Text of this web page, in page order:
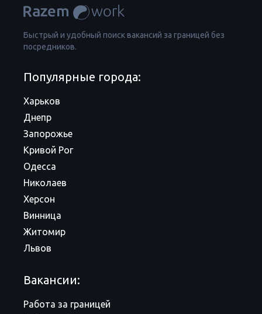
Быстрый и удобный поиск вакансий за границей без
посредников.
Популярные города:
Харьков
Днепр
Запорожье
Кривой Рог
Одесса
Николаев
Херсон
Винница
Житомир
Львов
Вакансии:
Работа за границей